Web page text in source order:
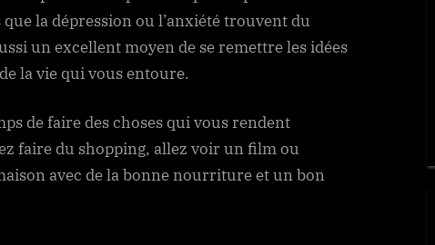
la dépression ou l’anxiété trouvent du
un excellent moyen de se remettre les idées
la vie qui vous entoure.
de faire des choses qui vous rendent
faire du shopping, allez voir un film ou
avec de la bonne nourriture et un bon